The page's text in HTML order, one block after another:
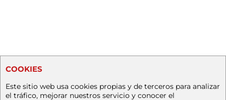
COOKIES
Este sitio web usa cookies propias y de terceros para analizar
el tráfico, mejorar nuestros servicio y conocer el